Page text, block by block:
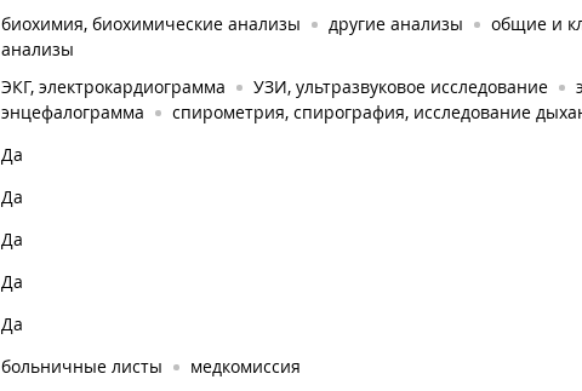
биохимия, биохимические анализы другие анализы
общие и
анализы
ЭКГ, электрокардиограмма УЗИ, ультразвуковое исследование
энцефалограмма
спирометрия, спирография, исследование
Да
Да
Да
Да
Да
больничные листы медкомиссия